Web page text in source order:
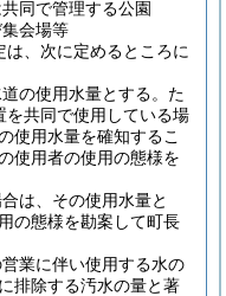
同で管理する公園
会場等
、次に定めるところに
の使用水量とする。 た
を共同で使用している場
使用水量を確知するこ
使用者の使用の態様を
は、その使用水量と
の態様を勘案して町長
業に伴い使用する水の
排除する汚水の量と著